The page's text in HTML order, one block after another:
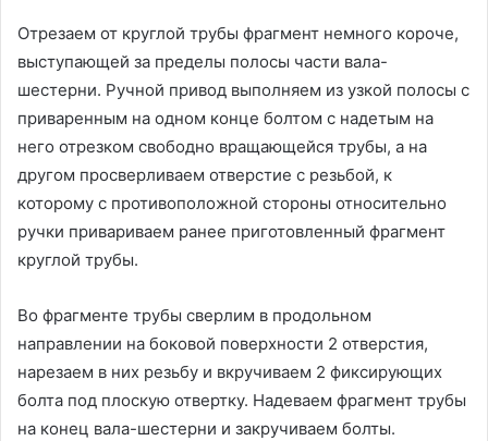
Отрезаем от круглой трубы фрагмент немного короче,
выступающей за пределы полосы части вала-
шестерни. Ручной привод выполняем из узкой полосы с
приваренным на одном конце болтом с надетым на
него отрезком свободно вращающейся трубы, а на
другом просверливаем отверстие с резьбой, к
которому с противоположной стороны относительно
ручки привариваем ранее приготовленный фрагмент
круглой трубы.
Во фрагменте трубы сверлим в продольном
направлении на боковой поверхности 2 отверстия,
нарезаем в них резьбу и вкручиваем 2 фиксирующих
болта под плоскую отвертку. Надеваем фрагмент трубы
на конец вала-шестерни и закручиваем болты.